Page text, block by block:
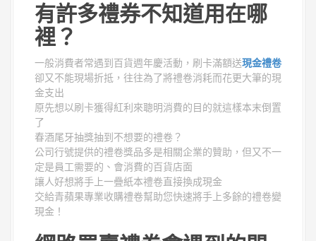
有許多禮券不知道用在哪
裡？
一般消費者常遇到百貨週年慶活動，刷卡滿額送現金禮卷
卻又不能現場折抵，往往為了將禮卷消耗而花更大筆的現
金支出
原先想以刷卡獲得紅利來聰明消費的目的就這樣本末倒置
了
春酒尾牙抽獎抽到不想要的禮卷？
公司行號提供的禮卷獎品多是相關企業的贊助，但又不一
定是員工需要的、會消費的百貨店面
讓人好想將手上一疊紙本禮卷直接換成現金
交給青蘋果專業收購禮卷幫助您快速將手上多餘的禮卷變
現金！